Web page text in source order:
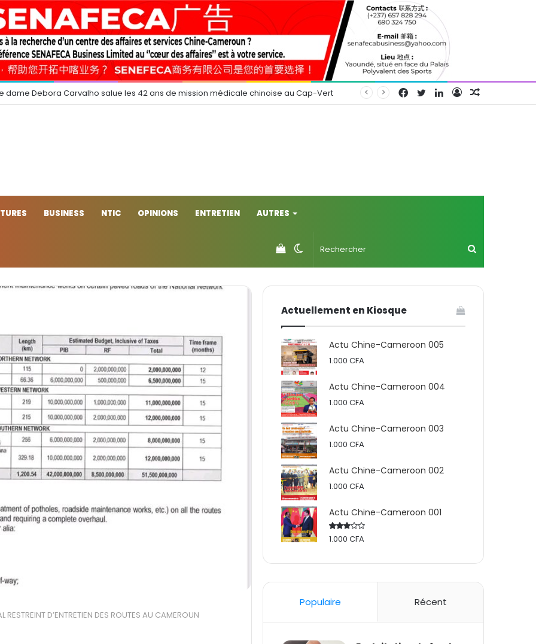
dame Debora Carvalho salue les 42 ans de mission médicale chinoise au Cap-Vert Connexion
Linkedin
Twitter
Facebook
BUSINESS NTIC OPINIONS ENTRETIEN AUTRES
Switch
skin
Voir
votre
RESTREINT D’ENTRETIEN DES ROUTES AU CAMEROUN
Actuellement en Kiosque
Actu Chine-Cameroon 005
1.000CFA
Actu Chine-Cameroon 004
1.000CFA
Actu Chine-Cameroon 003
1.000CFA
Actu Chine-Cameroon 002
1.000CFA
Actu Chine-Cameroon 001
Rated
1.000CFA
Populaire Récent